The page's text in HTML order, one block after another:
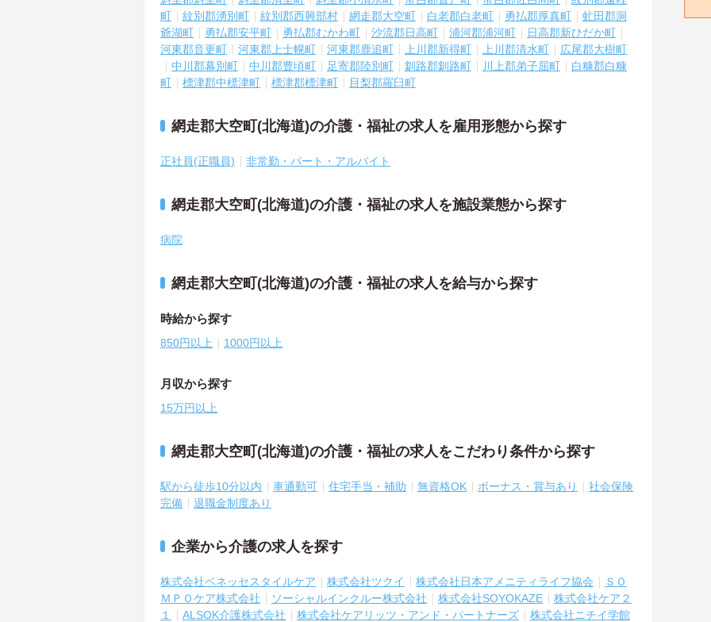
町
紋別郡湧別町 紋別郡西興部村 網走郡大空町 白老郡白老町 勇払郡厚真町
虻田郡洞
爺湖町
勇払郡安平町 勇払郡むかわ町 沙流郡日高町 浦河郡浦河町
日高郡新ひだか町
河東郡音更町
河東郡上士幌町 河東郡鹿追町 上川郡新得町 上川郡清水町
広尾郡大樹町
中川郡幕別町
中川郡豊頃町 足寄郡陸別町 釧路郡釧路町 川上郡弟子屈町
白糠郡白糠
町
標津郡中標津町 標津郡標津町 目梨郡羅臼町
網走郡大空町(北海道)の介護・福祉の求人を雇用形態から探す
正社員(正職員) 非常勤・パート・アルバイト
網走郡大空町(北海道)の介護・福祉の求人を施設業態から探す
病院
網走郡大空町(北海道)の介護・福祉の求人を給与から探す
時給から探す
850円以上 1000円以上
月収から探す
15万円以上
網走郡大空町(北海道)の介護・福祉の求人をこだわり条件から探す
駅から徒歩10分以内 車通勤可 住宅手当・補助 無資格OK ボーナス・賞与あり
社会保険
完備
退職金制度あり
企業から介護の求人を探す
株式会社ベネッセスタイルケア 株式会社ツクイ 株式会社日本アメニティライフ協会
ＳＯ
ＭＰＯケア株式会社
ソーシャルインクルー株式会社 株式会社SOYOKAZE
株式会社ケア２
１
ALSOK介護株式会社 株式会社ケアリッツ・アンド・パートナーズ
株式会社ニチイ学館